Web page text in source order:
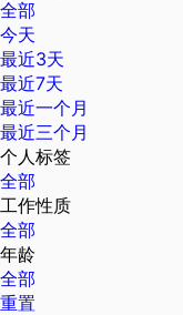
全部
今天
最近3天
最近7天
最近一个月
最近三个月
个人标签
全部
工作性质
全部
年龄
全部
重置